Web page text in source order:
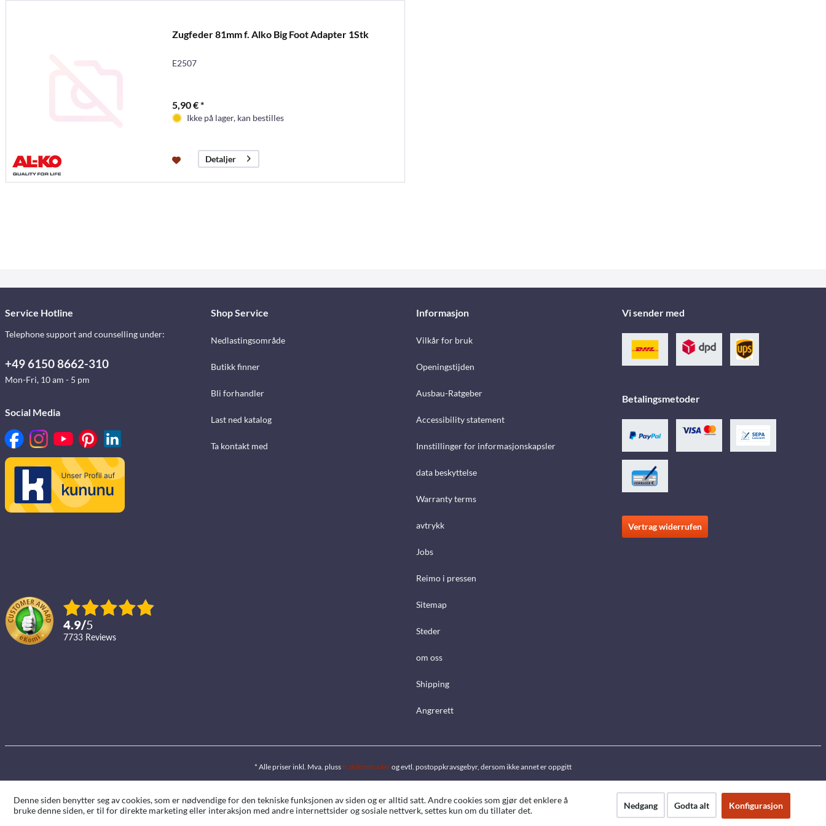
Zugfeder 81mm f. Alko Big Foot Adapter 1Stk
E2507
5,90 € *
Ikke på lager, kan bestilles
Detaljer
Service Hotline
Telephone support and counselling under:
+49 6150 8662-310
Mon-Fri, 10 am - 5 pm
Social Media
4.9/5
7733 reviews
Shop Service
Nedlastingsområde
Butikk finner
Bli forhandler
Last ned katalog
Ta kontakt med
Informasjon
Vilkår for bruk
Openingstijden
Ausbau-Ratgeber
Accessibility statement
Innstillinger for informasjonskapsler
data beskyttelse
Warranty terms
avtrykk
Jobs
Reimo i pressen
Sitemap
Steder
om oss
Shipping
Angrerett
Vi sender med
Betalingsmetoder
Vertrag widerrufen
* Alle priser inkl. Mva. plussfraktkostnaderog evtl. postoppkravsgebyr, dersom ikke annet er oppgitt
Denne siden benytter seg av cookies, som er nødvendige for den tekniske funksjonen av siden og er alltid satt. Andre cookies som gjør det enklere å
bruke denne siden, er til for direkte marketing eller interaksjon med andre internettsider og sosiale nettverk, settes kun om du tillater det.
Nedgang Godta alt Konfigurasjon